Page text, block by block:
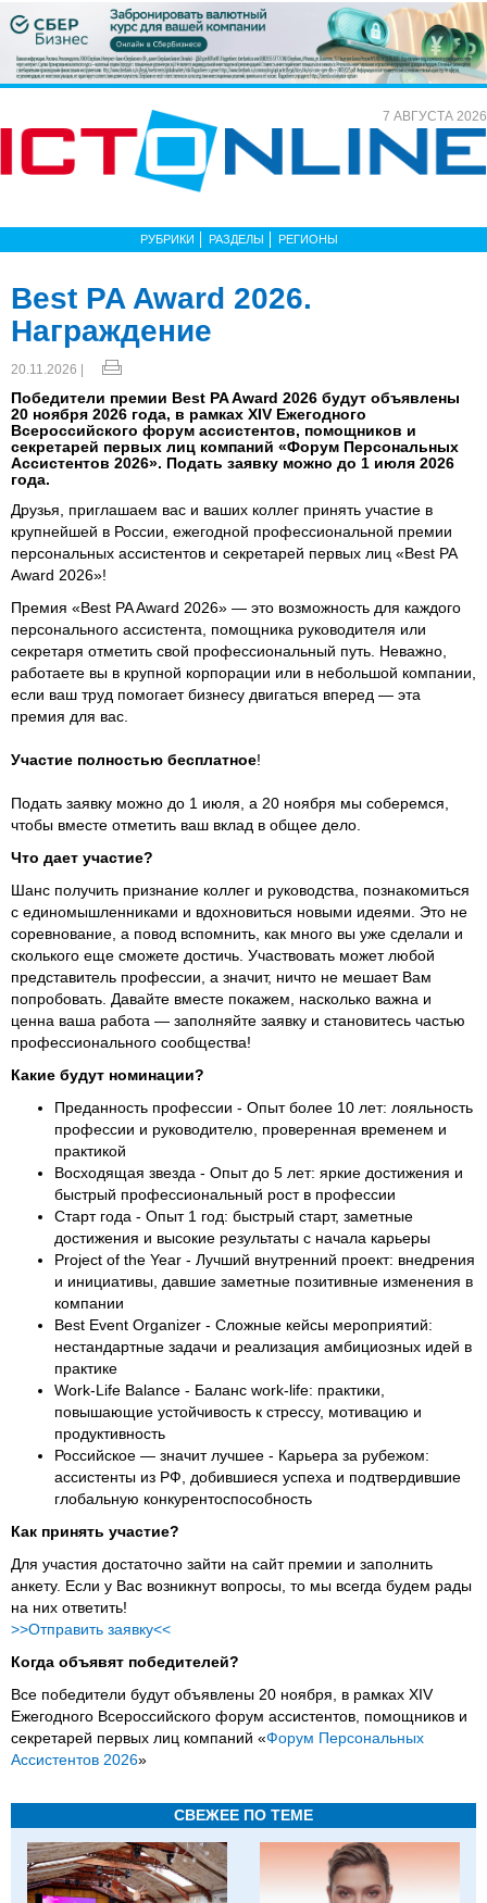
7 АВГУСТА 2026
РУБРИКИ РАЗДЕЛЫ РЕГИОНЫ
Best PA Award 2026.
Награждение
20.11.2026 |
Победители премии Best PA Award 2026 будут объявлены
20 ноября 2026 года, в рамках XIV Ежегодного
Всероссийского форум ассистентов, помощников и
секретарей первых лиц компаний «Форум Персональных
Ассистентов 2026». Подать заявку можно до 1 июля 2026
года.
Друзья, приглашаем вас и ваших коллег принять участие в
крупнейшей в России, ежегодной профессиональной премии
персональных ассистентов и секретарей первых лиц «Best PA
Award 2026»!
Премия «Best PA Award 2026» — это возможность для каждого
персонального ассистента, помощника руководителя или
секретаря отметить свой профессиональный путь. Неважно,
работаете вы в крупной корпорации или в небольшой компании,
если ваш труд помогает бизнесу двигаться вперед — эта
премия для вас.
Участие полностью бесплатное!
Подать заявку можно до 1 июля, а 20 ноября мы соберемся,
чтобы вместе отметить ваш вклад в общее дело.
Что дает участие?
Шанс получить признание коллег и руководства, познакомиться
с единомышленниками и вдохновиться новыми идеями. Это не
соревнование, а повод вспомнить, как много вы уже сделали и
сколького еще сможете достичь. Участвовать может любой
представитель профессии, а значит, ничто не мешает Вам
попробовать. Давайте вместе покажем, насколько важна и
ценна ваша работа — заполняйте заявку и становитесь частью
профессионального сообщества!
Какие будут номинации?
Преданность профессии - Опыт более 10 лет: лояльность
профессии и руководителю, проверенная временем и
практикой
Восходящая звезда - Опыт до 5 лет: яркие достижения и
быстрый профессиональный рост в профессии
Старт года - Опыт 1 год: быстрый старт, заметные
достижения и высокие результаты с начала карьеры
Project of the Year - Лучший внутренний проект: внедрения
и инициативы, давшие заметные позитивные изменения в
компании
Best Event Organizer - Сложные кейсы мероприятий:
нестандартные задачи и реализация амбициозных идей в
практике
Work-Life Balance - Баланс work-life: практики,
повышающие устойчивость к стрессу, мотивацию и
продуктивность
Российское — значит лучшее - Карьера за рубежом:
ассистенты из РФ, добившиеся успеха и подтвердившие
глобальную конкурентоспособность
Как принять участие?
Для участия достаточно зайти на сайт премии и заполнить
анкету. Если у Вас возникнут вопросы, то мы всегда будем рады
на них ответить!
>>Отправить заявку<<
Когда объявят победителей?
Все победители будут объявлены 20 ноября, в рамках XIV
Ежегодного Всероссийского форум ассистентов, помощников и
секретарей первых лиц компаний «Форум Персональных
Ассистентов 2026»
СВЕЖЕЕ ПО ТЕМЕ